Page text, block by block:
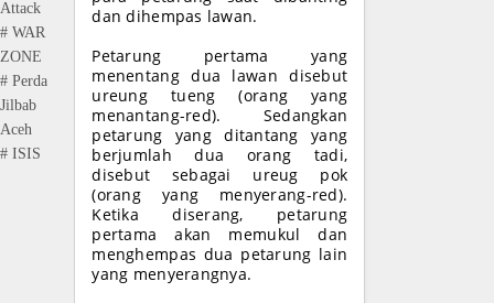
Attack
# WAR
ZONE
# Perda
Jilbab
Aceh
# ISIS
dan dihempas lawan.
Petarung pertama yang
menentang dua lawan disebut
ureung tueng (orang yang
menantang-red). Sedangkan
petarung yang ditantang yang
berjumlah dua orang tadi,
disebut sebagai ureug pok
(orang yang menyerang-red).
Ketika diserang, petarung
pertama akan memukul dan
menghempas dua petarung lain
yang menyerangnya.